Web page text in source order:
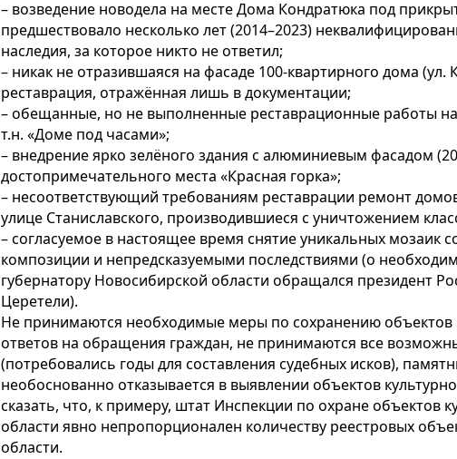
– возведение новодела на месте Дома Кондратюка под
предшествовало несколько лет (2014–2023)
наследия, за которое никто не ответил;
– никак не отразившаяся на фасаде 100-квартирного дома (ул.
реставрация, отражённая лишь в документации;
– обещанные, но не выполненные реставрационные работы
т.н. «Доме под часами»;
– внедрение ярко зелёного здания с алюминиевым фасадом
достопримечательного места «Красная горка»;
– несоответствующий требованиям реставрации ремонт
улице Станиславского, производившиеся с уничтожением
– согласуемое в настоящее время снятие уникальных мозаик
композиции и непредсказуемыми последствиями (о
губернатору Новосибирской области обращался президент
Церетели).
Не принимаются необходимые меры по сохранению объектов
ответов на обращения граждан, не принимаются все
(потребовались годы для составления судебных исков),
необоснованно отказывается в выявлении объектов
сказать, что, к примеру, штат Инспекции по охране объектов
области явно непропорционален количеству реестровых
области.